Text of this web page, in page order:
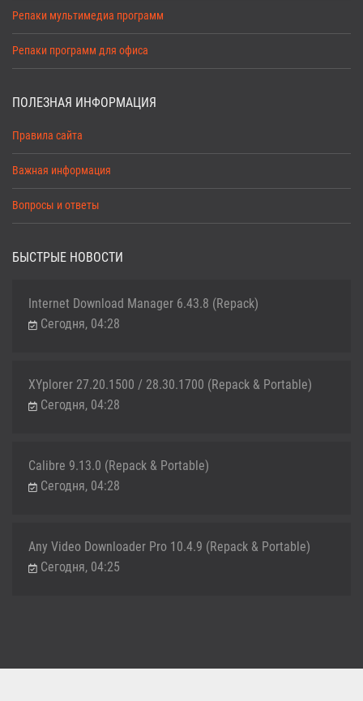
Репаки мультимедиа программ
Репаки программ для офиса
ПОЛЕЗНАЯ ИНФОРМАЦИЯ
Правила сайта
Важная информация
Вопросы и ответы
БЫСТРЫЕ НОВОСТИ
Internet Download Manager 6.43.8 (Repack)
Сегодня, 04:28
XYplorer 27.20.1500 / 28.30.1700 (Repack & Portable)
Сегодня, 04:28
Calibre 9.13.0 (Repack & Portable)
Сегодня, 04:28
Any Video Downloader Pro 10.4.9 (Repack & Portable)
Сегодня, 04:25